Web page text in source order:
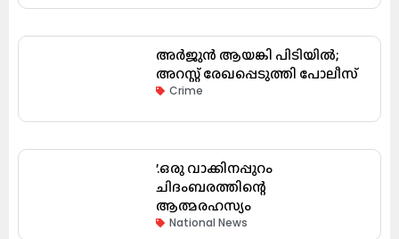
അർജുൻ ആയങ്കി പിടിയിൽ;
അറസ്റ്റ് രേഖപ്പെടുത്തി പോലീസ്
Crime
’.ഒരു വാക്കിനപ്പുറം
ചിദംബരത്തിന്റെ
ആത്മരഹസ്യം
National News